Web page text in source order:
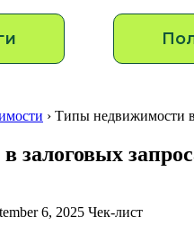
› Типы недвижимости
залоговых
6, 2025 Чек-лист